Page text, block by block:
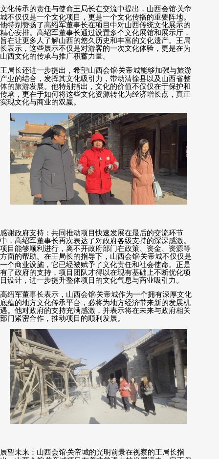
文化传承的责任与使命王局长在交流中提出，山西会馆·关帝
城不仅仅是一个文化项目，更是一个文化传播的重要阵地。
他特别赞扬了高绍军董事长在项目中对山西传统文化展示的
精心安排。高绍军董事长通过设置多个文化展馆和展示厅，
旨在让更多人了解山西的悠久历史和丰富的文化遗产。王局
长表示，这些展示不仅是对游客的一次文化体验，更是在为
山西文化的传承与推广积蓄力量。
王局长还进一步提出，希望山西会馆·关帝城能够加强与旅游
产业的结合，发挥其文化吸引力，带动清徐县以及山西省整
体的旅游发展。他特别指出，文化的价值不仅仅在于保护和
传承，更在于如何将这些文化资源转化为经济增长点，真正
实现文化与商业的双赢。
感谢政府支持：共同推动项目快速发展在最后的交流环节
中，高绍军董事长再次表达了对政府各级支持的深深感激。
项目能够顺利进行，离不开政府部门在政策、资金、资源等
方面的帮助。在王局长的指导下，山西会馆·关帝城不仅仅是
一个商业设施，它已经被赋予了文化责任和社会使命。正是
有了政府的支持，项目团队才得以在现有基础上不断优化项
目设计，进一步提升整体项目的文化气息与商业吸引力。
高绍军董事长表示，山西会馆·关帝城作为一个拥有深厚文化
底蕴的地方文化传承平台，必将为地方经济带来新的发展机
遇。他对政府的支持充满感激，并表示将在未来与政府相关
部门紧密合作，推动项目的顺利发展。
展望未来：山西会馆·关帝城的光明前景在视察的王局长指